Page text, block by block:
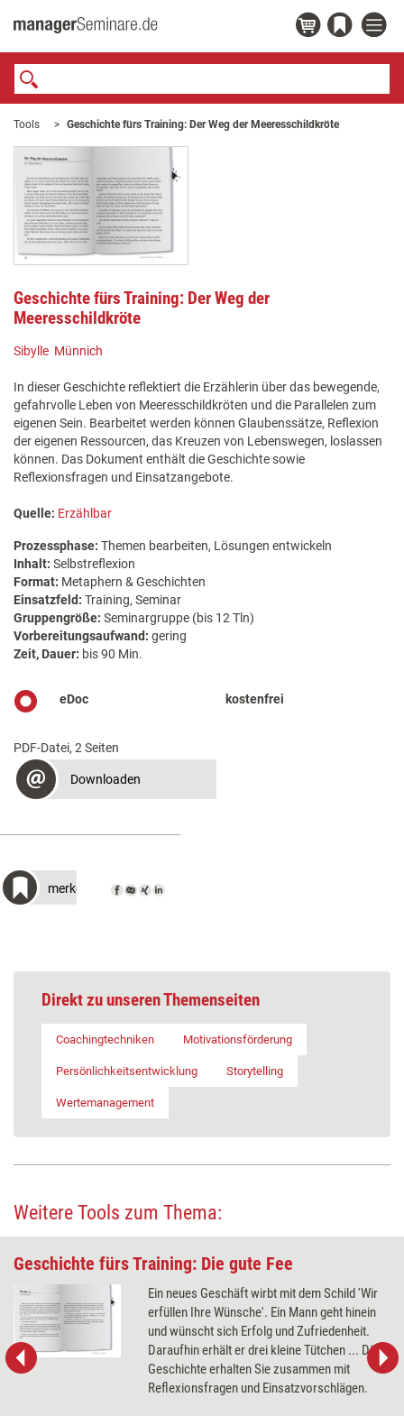
Tools Geschichte fürs Training: Der Weg der Meeresschildkröte
Geschichte fürs Training: Der Weg der
Meeresschildkröte
Sibylle Münnich
In dieser Geschichte reflektiert die Erzählerin über das bewegende,
gefahrvolle Leben von Meeresschildkröten und die Parallelen zum
eigenen Sein. Bearbeitet werden können Glaubenssätze, Reflexion
der eigenen Ressourcen, das Kreuzen von Lebenswegen, loslassen
können. Das Dokument enthält die Geschichte sowie
Reflexionsfragen und Einsatzangebote.
Quelle: Erzählbar
Prozessphase: Themen bearbeiten, Lösungen entwickeln
Inhalt: Selbstreflexion
Format: Metaphern & Geschichten
Einsatzfeld: Training, Seminar
Gruppengröße: Seminargruppe (bis 12 Tln)
Vorbereitungsaufwand: gering
Zeit, Dauer: bis 90 Min.
eDoc kostenfrei
PDF-Datei, 2 Seiten
Downloaden
merken
Direkt zu unseren Themenseiten
Coachingtechniken Motivationsförderung
Persönlichkeitsentwicklung Storytelling
Wertemanagement
Weitere Tools zum Thema:
Geschichte fürs Training: Die gute Fee
Ein neues Geschäft wirbt mit dem Schild 'Wir
erfüllen Ihre Wünsche'. Ein Mann geht hinein
und wünscht sich Erfolg und Zufriedenheit.
Daraufhin erhält er drei kleine Tütchen ... Die
Geschichte erhalten Sie zusammen mit
Reflexionsfragen und Einsatzvorschlägen.